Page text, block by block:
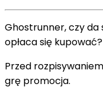
Ghostrunner, czy da
opłaca się
Przed
grę promocja.